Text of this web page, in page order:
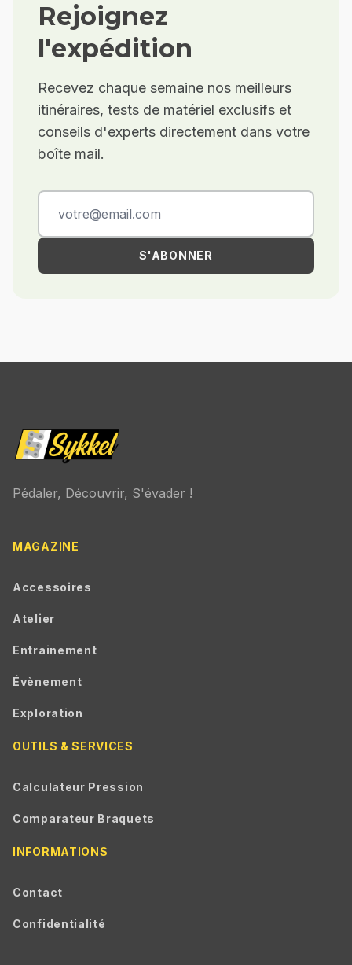
Rejoignez
l'expédition
Recevez chaque semaine nos meilleurs
itinéraires, tests de matériel exclusifs et
conseils d'experts directement dans votre
boîte mail.
S'ABONNER
Pédaler, Découvrir, S'évader !
MAGAZINE
Accessoires
Atelier
Entrainement
Évènement
Exploration
OUTILS & SERVICES
Calculateur Pression
Comparateur Braquets
INFORMATIONS
Contact
Confidentialité